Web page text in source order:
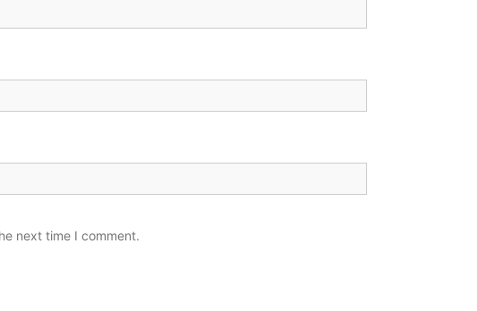
next time I comment.